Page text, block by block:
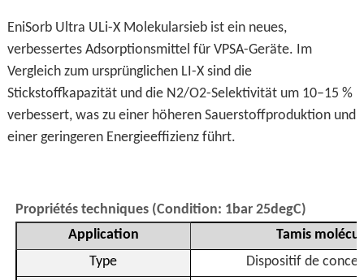
EniSorb Ultra ULi-X Molekularsieb ist ein neues,
verbessertes Adsorptionsmittel für VPSA-Geräte. Im
Vergleich zum ursprünglichen LI-X sind die
Stickstoffkapazität und die N2/O2-Selektivität um 10–15 %
verbessert, was zu einer höheren Sauerstoffproduktion und
einer geringeren Energieeffizienz führt.
Propriétés techniques (Condition: 1bar 25degC)
Application
Tamis
Type
Dispositif de